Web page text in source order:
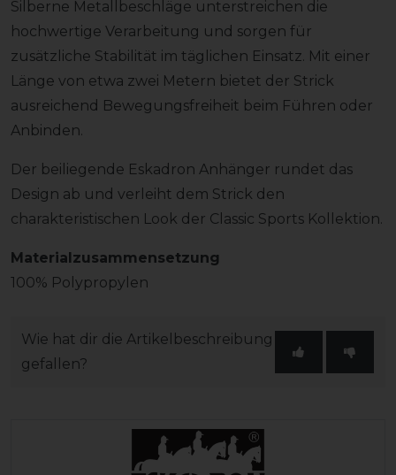
Silberne Metallbeschläge unterstreichen die
hochwertige Verarbeitung und sorgen für
zusätzliche Stabilität im täglichen Einsatz. Mit einer
Länge von etwa zwei Metern bietet der Strick
ausreichend Bewegungsfreiheit beim Führen oder
Anbinden.
Der beiliegende Eskadron Anhänger rundet das
Design ab und verleiht dem Strick den
charakteristischen Look der Classic Sports Kollektion.
Materialzusammensetzung
100% Polypropylen
Wie hat dir die Artikelbeschreibung
gefallen?